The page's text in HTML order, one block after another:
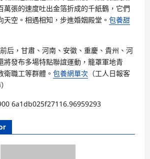
萬張的速度吐出金箔折成的千紙鶴，它們
天空。相遇相知，步進婚姻殿堂。 包養甜
后，甘肅、河南、安徽、重慶、貴州、河
將發布多場特點聯誼運動，籠罩軍地青
職工等群體。 包養網單次 （工人日報客
6a1db025f27116.96959293